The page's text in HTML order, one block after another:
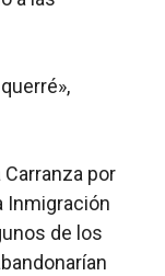
por
Inmigración
de los